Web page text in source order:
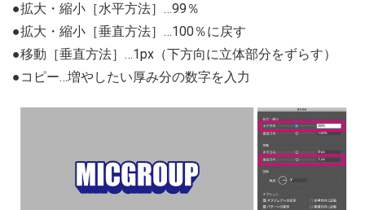
●拡大・縮小［水平方法］…99％
●拡大・縮小［垂直方法］…100％に戻す
●移動［垂直方法］…1px（下方向に立体部分をずらす）
●コピー…増やしたい厚み分の数字を入力